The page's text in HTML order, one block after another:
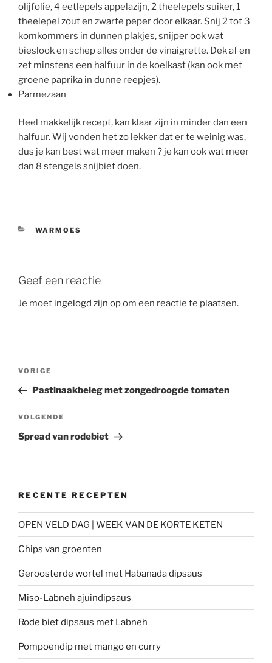
olijfolie, 4 eetlepels appelazijn, 2 theelepels suiker, 1
theelepel zout en zwarte peper door elkaar. Snij 2 tot 3
komkommers in dunnen plakjes, snijper ook wat
bieslook en schep alles onder de vinaigrette. Dek af en
zet minstens een halfuur in de koelkast (kan ook met
groene paprika in dunne reepjes).
Parmezaan
Heel makkelijk recept, kan klaar zijn in minder dan een
halfuur. Wij vonden het zo lekker dat er te weinig was,
dus je kan best wat meer maken ? je kan ook wat meer
dan 8 stengels snijbiet doen.
CATEGORIEËN
WARMOES
Geef een reactie
Je moet ingelogd zijn opom een reactie te plaatsen.
Bericht
Vorig
bericht
VORIGE
Pastinaakbeleg met zongedroogde tomaten
Volgend
bericht
VOLGENDE
Spread van rodebiet
RECENTE RECEPTEN
OPEN VELD DAG | WEEK VAN DE KORTE KETEN
Chips van groenten
Geroosterde wortel met Habanada dipsaus
Miso-Labneh ajuindipsaus
Rode biet dipsaus met Labneh
Pompoendip met mango en curry